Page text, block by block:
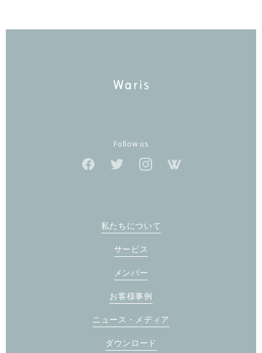
Follow us
私たちについて
サービス
メンバー
お客様事例
ニュース・メディア
ダウンロード